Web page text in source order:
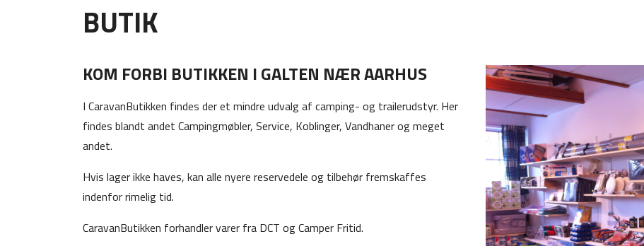
BUTIK
KOM FORBI BUTIKKEN I GALTEN NÆR AARHUS
I CaravanButikken findes der et mindre udvalg af camping- og trailerudstyr. Her
findes blandt andet Campingmøbler, Service, Koblinger, Vandhaner og meget
andet.
Hvis lager ikke haves, kan alle nyere reservedele og tilbehør fremskaffes
indenfor rimelig tid.
CaravanButikken forhandler varer fra DCT og Camper Fritid.